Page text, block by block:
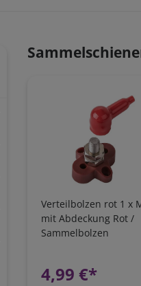
Verteilbolzen rot 1 x
mit Abdeckung Rot /
Sammelbolzen
4,99 €*